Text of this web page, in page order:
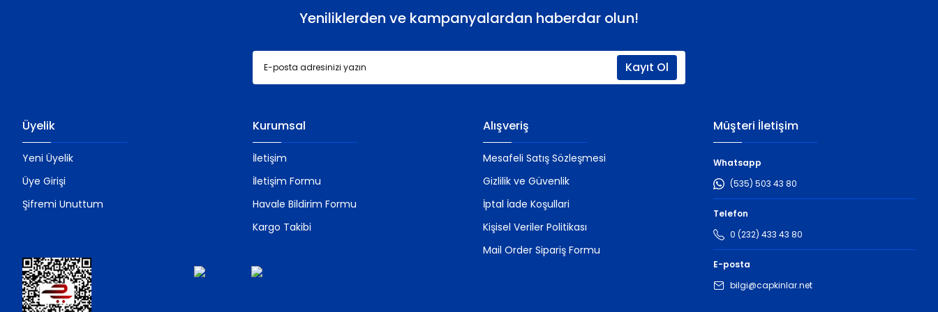
Gönder
Yeniliklerden ve kampanyalardan haberdar olun!
Kayıt Ol
Üyelik
Yeni Üyelik
Üye Girişi
Şifremi Unuttum
Kurumsal
İletişim
İletişim Formu
Havale Bildirim Formu
Kargo Takibi
Alışveriş
Mesafeli Satış Sözleşmesi
Gizlilik ve Güvenlik
İptal İade Koşullari
Kişisel Veriler Politikası
Mail Order Sipariş Formu
Müşteri İletişim
Whatsapp
(535) 503 43 80
Telefon
0 (232) 433 43 80
E-posta
bilgi@capkinlar.net